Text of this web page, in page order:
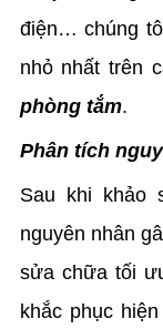
điện… chúng
nhỏ nhất trên
phòng tắm.
Phân tích
Sau khi khảo
nguyên nhân
sửa chữa tối
khắc phục